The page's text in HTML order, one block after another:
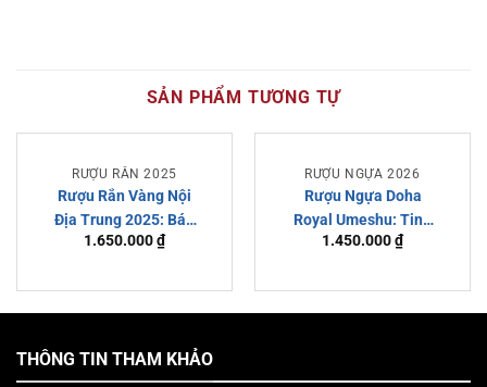
SẢN PHẨM TƯƠNG TỰ
HẾT HÀNG
RƯỢU RẮN 2025
Rượu Rắn Vàng Nội
Địa Trung 2025: Báo
Giá, Đặc Điểm
1.650.000₫
RƯỢU NGỰA 2026
Rượu Ngựa Doha
Royal Umeshu: Tinh
Hoa Linh Vật, Nghệ
Đón Năm Bính Ngọ
2026
1.450.000₫
THÔNG TIN THAM KHẢO